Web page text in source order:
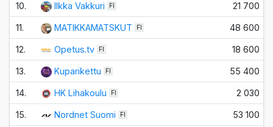
10. Ilkka Vakkuri FI 21 700
11. MATIKKAMATSKUT FI 48 600
12. Opetus.tv FI 18 600
13. Kuparikettu FI 55 400
14. HK Lihakoulu FI 2 030
15. Nordnet Suomi FI 53 100